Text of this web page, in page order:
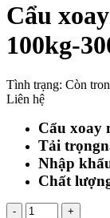
Cẩu
100kg-
Tình trạng: Còn
Liên hệ
Cẩu xoay
Tải
Nhập
Chất
-
+